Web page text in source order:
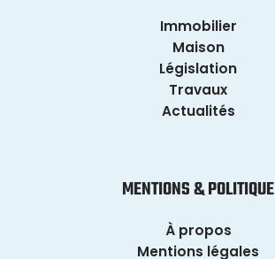
Immobilier
Maison
Législation
Travaux
Actualités
MENTIONS & POLITIQUE
À propos
Mentions légales